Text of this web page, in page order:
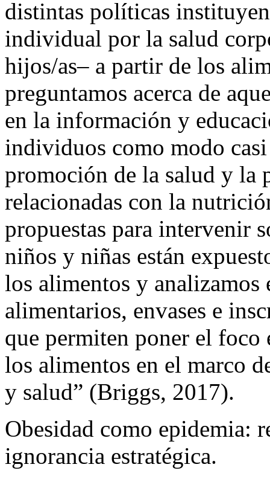
distintas políticas
individual por la salud
hijos/as– a partir de los
preguntamos acerca de
en la información y
individuos como modo
promoción de la salud y la
relacionadas con la
propuestas para intervenir
niños y niñas están
los alimentos y analizamos
alimentarios, envases e
que permiten poner el
los alimentos en el marco
y salud” (Briggs, 2017).
Obesidad como epidemia:
ignorancia estratégica.